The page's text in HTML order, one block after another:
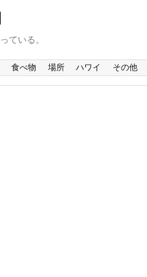
ている。
食べ物 場所 ハワイ その他